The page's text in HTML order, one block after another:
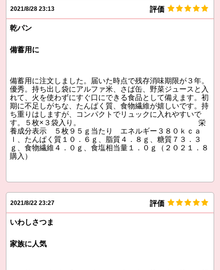
2021/8/28 23:13 評価
乾パン
備蓄用に
備蓄用に注文しました。届いた時点で残存消味期限が３年。
優秀。持ち出し袋にアルファ米、さば缶、野菜ジュースと入
れて、火を使わずにすぐ口にできる食品として備えます。初
期に不足しがちな、たんぱく質、食物繊維が嬉しいです。持
ち重りはしますが、コンパクトでリュックに入れやすいで
す。５枚×３袋入り。 栄
養成分表示 ５枚９５ｇ当たり エネルギー３８０ｋｃａ
ｌ、たんぱく質１０．６ｇ、脂質４．８ｇ、糖質７３．３
ｇ、食物繊維４．０ｇ、食塩相当量１．０ｇ（２０２１．８
購入）
2021/8/22 23:27 評価
いわしさつま
家族に人気